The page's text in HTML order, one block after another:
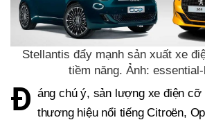
Stellantis đẩy mạnh sản xuất xe
tiềm năng. Ảnh:
Đ áng chú ý, sản lượng xe điện cỡ
thương hiệu nổi tiếng Citroën,